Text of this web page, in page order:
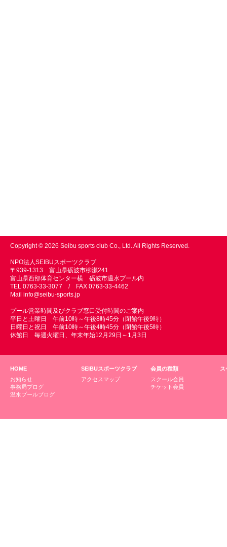
Copyright © 2026 Seibu sports club Co., Ltd. All Rights Reserved.
NPO法人SEIBUスポーツクラブ
〒939-1313 富山県砺波市柳瀬241
富山県西部体育センター横 砺波市温水プール内
TEL 0763-33-3077 / FAX 0763-33-4462
Mail info@seibu-sports.jp
プール営業時間及びクラブ窓口受付時間のご案内
平日と土曜日 午前10時～午後8時45分（閉館午後9時）
日曜日と祝日 午前10時～午後4時45分（閉館午後5時）
休館日 毎週火曜日、年末年始12月29日～1月3日
HOME
お知らせ
事務局ブログ
温水プールブログ
SEIBUスポーツクラブ
アクセスマップ
会員の種類
スクール会員
チケット会員